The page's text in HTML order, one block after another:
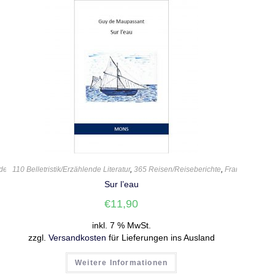
,21. Jahrhundert,310 Reisen/Reiseführer,365 Reisen/Reiseberichte
110 Belletristik/Erzählende Literatur, 365 Reisen/Reiseberichte, Frankreich
Sur l’eau
€11,90
inkl. 7 % MwSt.
zzgl. Versandkosten für Lieferungen ins Ausland
Weitere Informationen